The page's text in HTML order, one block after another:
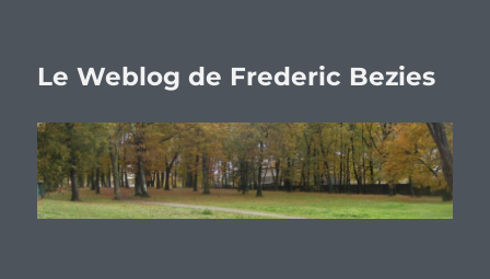
Le Weblog de Frederic Bezies